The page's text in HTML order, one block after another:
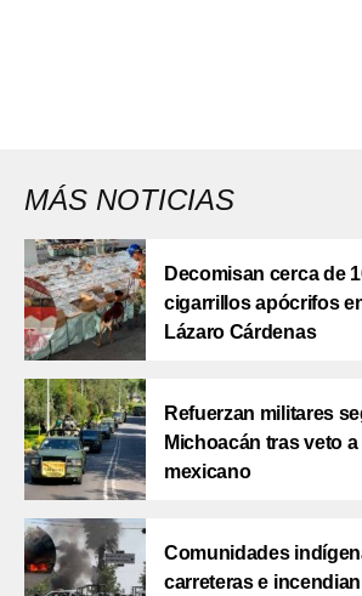
MÁS NOTICIAS
Decomisan cerca de
cigarrillos apócrifos
Lázaro Cárdenas
Refuerzan militares
Michoacán tras veto
mexicano
Comunidades
carreteras e